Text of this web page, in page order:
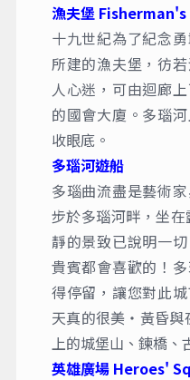
漁夫堡
十九世紀為了紀念
所建的漁夫堡，彷
人心迷，可由迴廊
的國會大廈。多瑙
收眼底。
多瑙河遊船
多瑙曲流盡是藝術
步於多瑙河畔，坐
靜的景致已說明一
貴賓都會喜歡的！
得停留，讓您對此
天真的很美‧黃昏與
上的城堡山、鍊橋、
英雄廣場 Heroes'